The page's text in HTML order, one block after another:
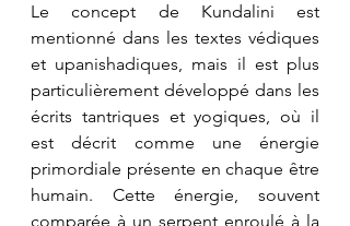
Le concept de Kundalini est
mentionné dans les textes védiques
et upanishadiques, mais il est plus
particulièrement développé dans les
écrits tantriques et yogiques, où il
est décrit comme une énergie
primordiale présente en chaque être
humain. Cette énergie, souvent
comparée à un serpent enroulé à la